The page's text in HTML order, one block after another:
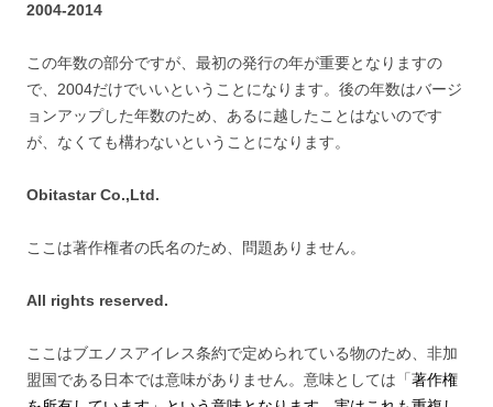
2004-2014
この年数の部分ですが、最初の発行の年が重要となりますの
で、2004だけでいいということになります。後の年数はバージ
ョンアップした年数のため、あるに越したことはないのです
が、なくても構わないということになります。
Obitastar Co.,Ltd.
ここは著作権者の氏名のため、問題ありません。
All rights reserved.
ここはブエノスアイレス条約で定められている物のため、非加
盟国である日本では意味がありません。意味としては「著作権